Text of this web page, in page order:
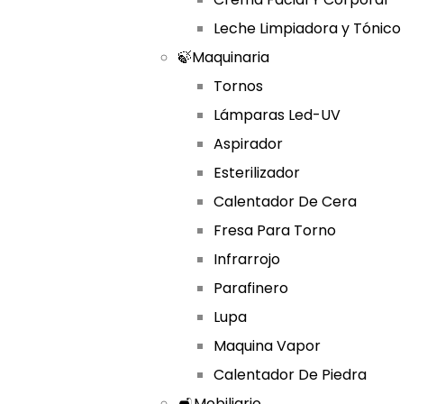
Leche Limpiadora y Tónico
🍃Maquinaria
Tornos
Lámparas Led-UV
Aspirador
Esterilizador
Calentador De Cera
Fresa Para Torno
Infrarrojo
Parafinero
Lupa
Maquina Vapor
Calentador De Piedra